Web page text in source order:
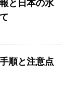
と日本の水
順と注意点